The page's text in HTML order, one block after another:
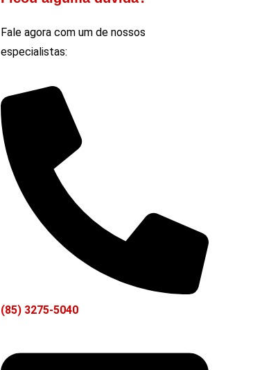
Fale agora com um de nossos
especialistas:
(85) 3275-5040